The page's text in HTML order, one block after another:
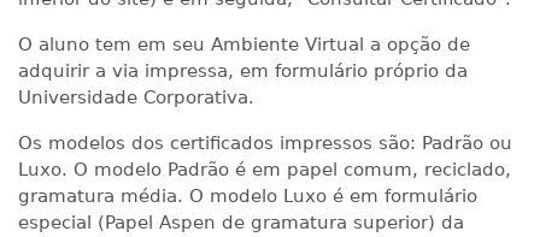
O aluno tem em seu Ambiente Virtual a opção de
adquirir a via impressa, em formulário próprio da
Universidade Corporativa.
Os modelos dos certificados impressos são: Padrão ou
Luxo. O modelo Padrão é em papel comum, reciclado,
gramatura média. O modelo Luxo é em formulário
especial (Papel Aspen de gramatura superior) da